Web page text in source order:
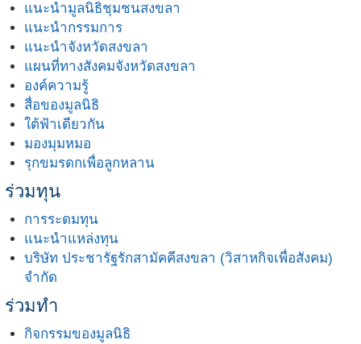
แนะนำมูลนิธิชุมชนสงขลา
แนะนำกรรมการ
แนะนำจังหวัดสงขลา
แผนที่ทางสังคมจังหวัดสงขลา
องค์ความรู้
สื่อของมูลนิธิ
ใต้ฟ้าเดียวกัน
มองมุมหมอ
รุกขมรดกเพื่อลูกหลาน
ร่วมทุน
การระดมทุน
แนะนำแหล่งทุน
บริษัท ประชารัฐรักสามัคคีสงขลา (วิสาหกิจเพื่อสังคม)
จำกัด
ร่วมทำ
กิจกรรมของมูลนิธิ